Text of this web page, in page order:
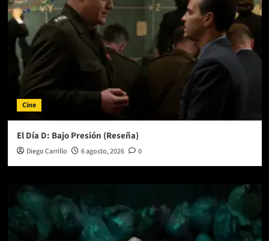
Cine
El Día D: Bajo Presión (Reseña)
Diego Carrillo 6 agosto, 2026 0